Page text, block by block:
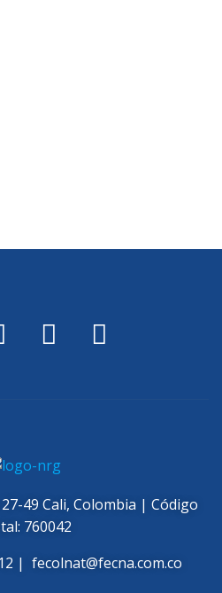
49 Cali, Colombia | Código
760042
| fecolnat@fecna.com.co